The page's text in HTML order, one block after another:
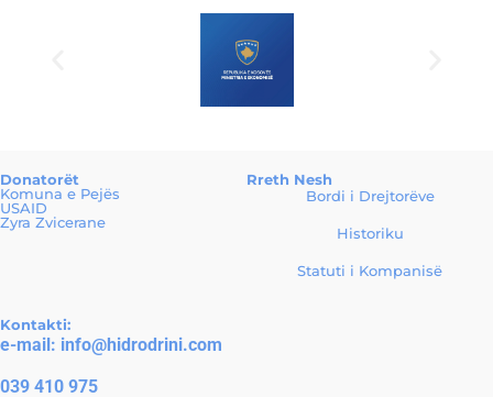
Donatorët
Komuna e Pejës
USAID
Zyra Zvicerane
Rreth Nesh
Bordi i Drejtorëve
Historiku
Statuti i Kompanisë
Kontakti:
e-mail: info@hidrodrini.com
039 410 975